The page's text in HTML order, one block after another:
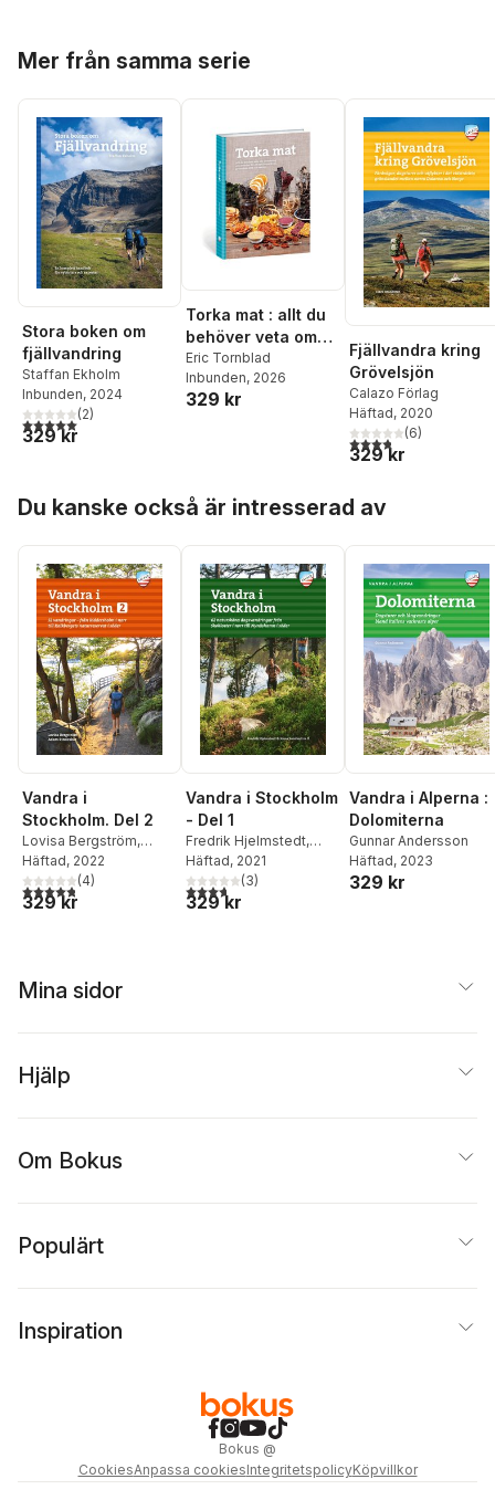
Mer från samma serie
Stora boken om
fjällvandring
Staffan Ekholm
Inbunden, 2024
5,0utav 5 stjärnor. Totalt antal röster:
(2)
329 kr
Torka mat : allt du
behöver veta om
utrustning och
metoder för att ta
tillvara frukt,
Eric Tornblad
Inbunden, 2026
329 kr
Fjällvandra kring
Grövelsjön
Calazo Förlag
Häftad, 2020
3,8utav 5 stjärnor.
(6)
329 kr
Du kanske också är intresserad av
Vandra i
Stockholm. Del 2
Lovisa Bergström,
Adam Rindeskär
Häftad, 2022
4,8utav 5 stjärnor. Totalt antal röster:
(4)
329 kr
Vandra i Stockholm
- Del 1
Fredrik Hjelmstedt,
Jonas Sundvall
Häftad, 2021
3,7utav 5 stjärnor. Totalt antal röster:
(3)
329 kr
Vandra i Alperna :
Dolomiterna
Gunnar Andersson
Häftad, 2023
329 kr
Mina sidor
Hjälp
Om Bokus
Populärt
Inspiration
Bokus @
CookiesAnpassa cookiesIntegritetspolicyKöpvillkor